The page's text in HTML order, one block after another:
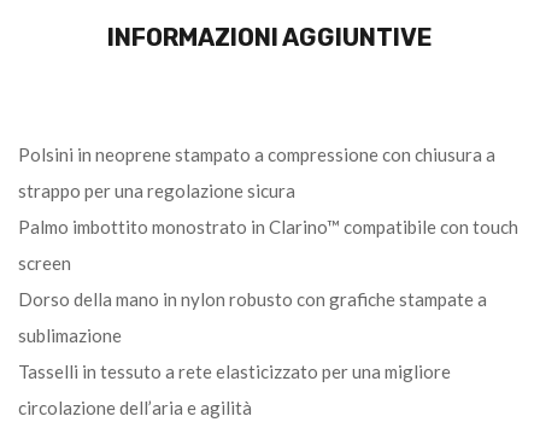
INFORMAZIONI AGGIUNTIVE
Polsini in neoprene stampato a compressione con chiusura a
strappo per una regolazione sicura
Palmo imbottito monostrato in Clarino™ compatibile con touch
screen
Dorso della mano in nylon robusto con grafiche stampate a
sublimazione
Tasselli in tessuto a rete elasticizzato per una migliore
circolazione dell’aria e agilità